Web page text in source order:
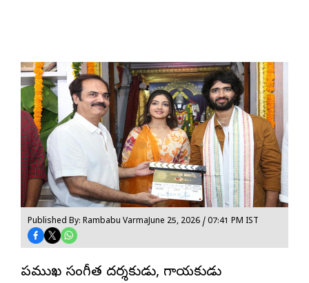
Published By: Rambabu VarmaJune 25, 2026 / 07:41 PM IST
ప్రముఖ సంగీత దర్శకుడు, గాయకుడు